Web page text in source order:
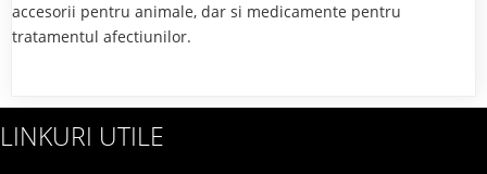
accesorii pentru animale, dar si medicamente pentru
tratamentul afectiunilor.
LINKURI UTILE